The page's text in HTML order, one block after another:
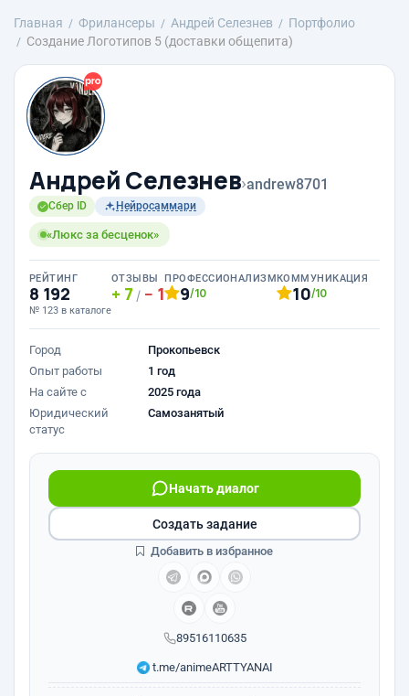
Главная Фрилансеры Андрей Селезнев
Портфолио
Создание Логотипов 5 (доставки общепита)
Андрей Селезнев›andrew8701
Сбер ID Нейросаммари
«Люкс за бесценок»
РЕЙТИНГ
8 192
№ 123 в каталоге
ОТЗЫВЫ
7 / 1
ПРОФЕССИОНАЛИЗМ
9/10
КОММУНИКАЦИЯ
10/10
Город
Прокопьевск
Опыт работы
1 год
На сайте с
2025 года
Юридический
статус
Самозанятый
89516110635
Начать диалог
t.me/animeARTTYANAI
Создать задание
Добавить в избранное